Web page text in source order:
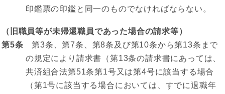
印鑑票の印鑑と同一のものでなければならない。
（旧職員等が未帰還職員であった場合の請求等）
第5条 第3条、第7条、第8条及び第10条から第13条まで
の規定により請求書（第13条の請求書にあっては、
共済組合法第51条第1号又は第4号に該当する場合
（第1号に該当する場合においては、すでに退職年